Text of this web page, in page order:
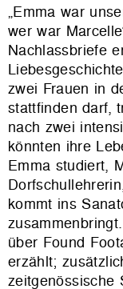
„Emma war
wer war
Nachlassbriefe
zwei Frauen in
stattfinden darf,
nach zwei
könnten ihre
Emma studiert,
kommt ins
über Found
erzählt;
zeitgenössische